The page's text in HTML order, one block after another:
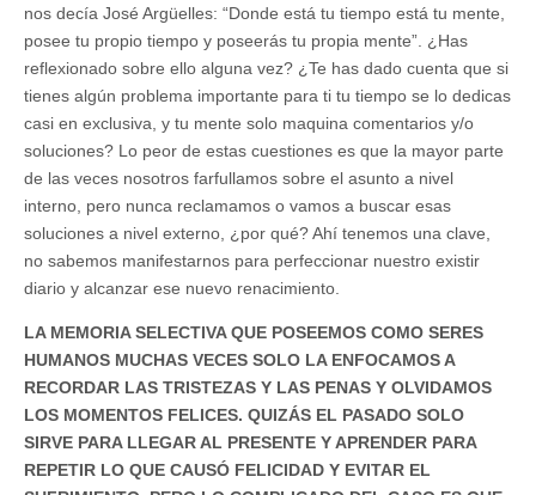
nos decía José Argüelles: “Donde está tu tiempo está tu mente,
posee tu propio tiempo y poseerás tu propia mente”. ¿Has
reflexionado sobre ello alguna vez? ¿Te has dado cuenta que si
tienes algún problema importante para ti tu tiempo se lo dedicas
casi en exclusiva, y tu mente solo maquina comentarios y/o
soluciones? Lo peor de estas cuestiones es que la mayor parte
de las veces nosotros farfullamos sobre el asunto a nivel
interno, pero nunca reclamamos o vamos a buscar esas
soluciones a nivel externo, ¿por qué? Ahí tenemos una clave,
no sabemos manifestarnos para perfeccionar nuestro existir
diario y alcanzar ese nuevo renacimiento.
LA MEMORIA SELECTIVA QUE POSEEMOS COMO SERES
HUMANOS MUCHAS VECES SOLO LA ENFOCAMOS A
RECORDAR LAS TRISTEZAS Y LAS PENAS Y OLVIDAMOS
LOS MOMENTOS FELICES. QUIZÁS EL PASADO SOLO
SIRVE PARA LLEGAR AL PRESENTE Y APRENDER PARA
REPETIR LO QUE CAUSÓ FELICIDAD Y EVITAR EL